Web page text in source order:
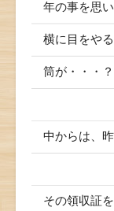
年の事を思
横に目をや
筒が・・・？
中からは、
その領収証